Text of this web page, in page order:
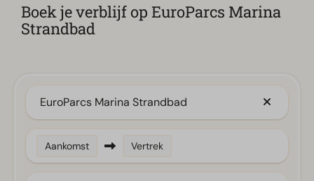
Boek je verblijf op EuroParcs Marina
Strandbad
EuroParcs Marina Strandbad
Aankomst Vertrek